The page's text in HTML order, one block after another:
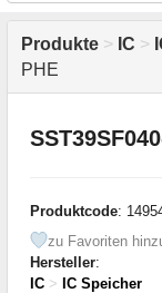
Produkte > IC >
PHE
Produktcode:
zu Favoriten
Hersteller:
IC > IC Speicher